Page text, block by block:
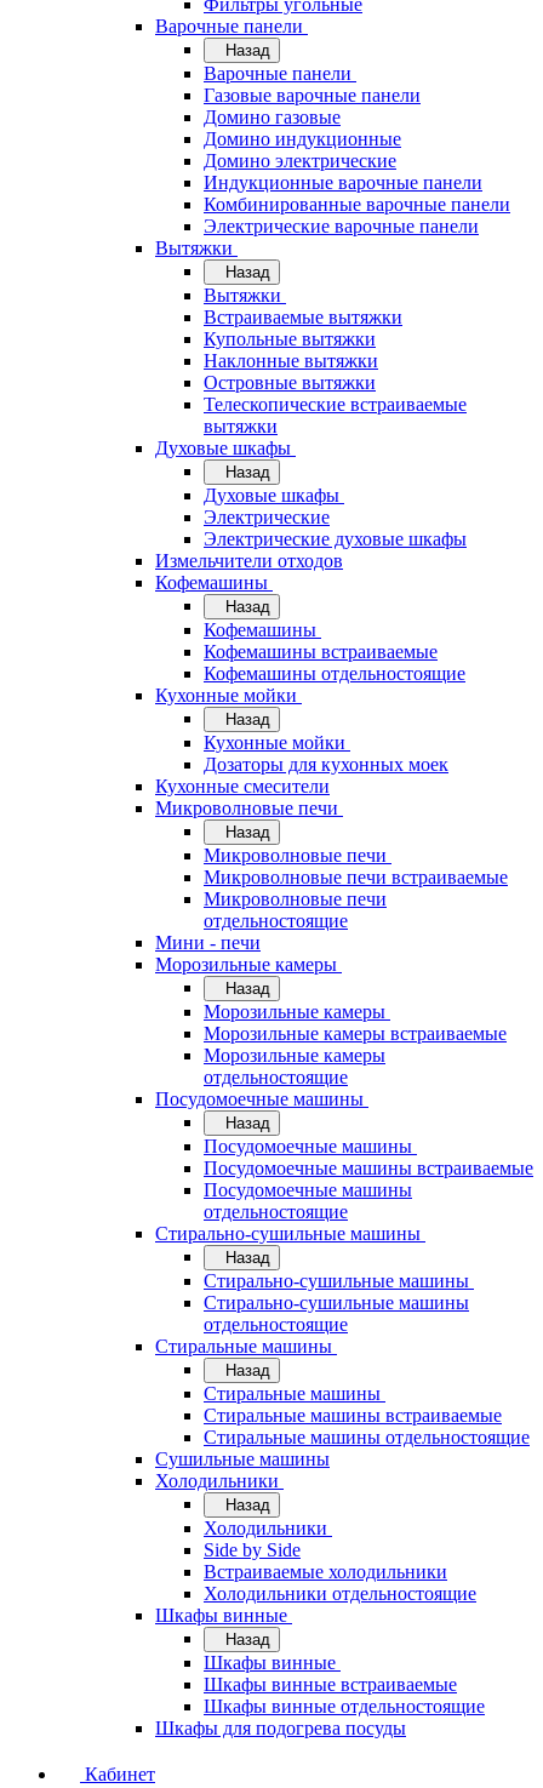
Фильтры угольные
Варочные панели
Назад
Варочные панели
Газовые варочные панели
Домино газовые
Домино индукционные
Домино электрические
Индукционные варочные панели
Комбинированные варочные панели
Электрические варочные панели
Вытяжки
Назад
Вытяжки
Встраиваемые вытяжки
Купольные вытяжки
Наклонные вытяжки
Островные вытяжки
Телескопические встраиваемые
вытяжки
Духовые шкафы
Назад
Духовые шкафы
Электрические
Электрические духовые шкафы
Измельчители отходов
Кофемашины
Назад
Кофемашины
Кофемашины встраиваемые
Кофемашины отдельностоящие
Кухонные мойки
Назад
Кухонные мойки
Дозаторы для кухонных моек
Кухонные смесители
Микроволновые печи
Назад
Микроволновые печи
Микроволновые печи встраиваемые
Микроволновые печи
отдельностоящие
Мини - печи
Морозильные камеры
Назад
Морозильные камеры
Морозильные камеры встраиваемые
Морозильные камеры
отдельностоящие
Посудомоечные машины
Назад
Посудомоечные машины
Посудомоечные машины встраиваемые
Посудомоечные машины
отдельностоящие
Стирально-сушильные машины
Назад
Стирально-сушильные машины
Стирально-сушильные машины
отдельностоящие
Стиральные машины
Назад
Стиральные машины
Стиральные машины встраиваемые
Стиральные машины отдельностоящие
Сушильные машины
Холодильники
Назад
Холодильники
Side by Side
Встраиваемые холодильники
Холодильники отдельностоящие
Шкафы винные
Назад
Шкафы винные
Шкафы винные встраиваемые
Шкафы винные отдельностоящие
Шкафы для подогрева посуды
Кабинет